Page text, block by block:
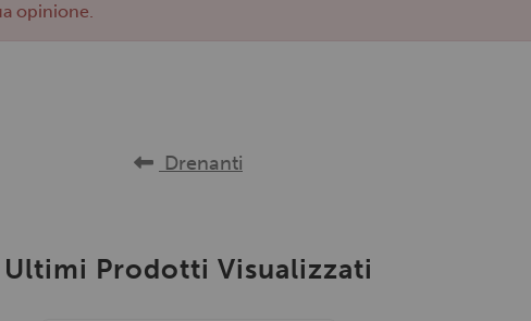
opinione.
Drenanti
Ultimi Prodotti Visualizzati